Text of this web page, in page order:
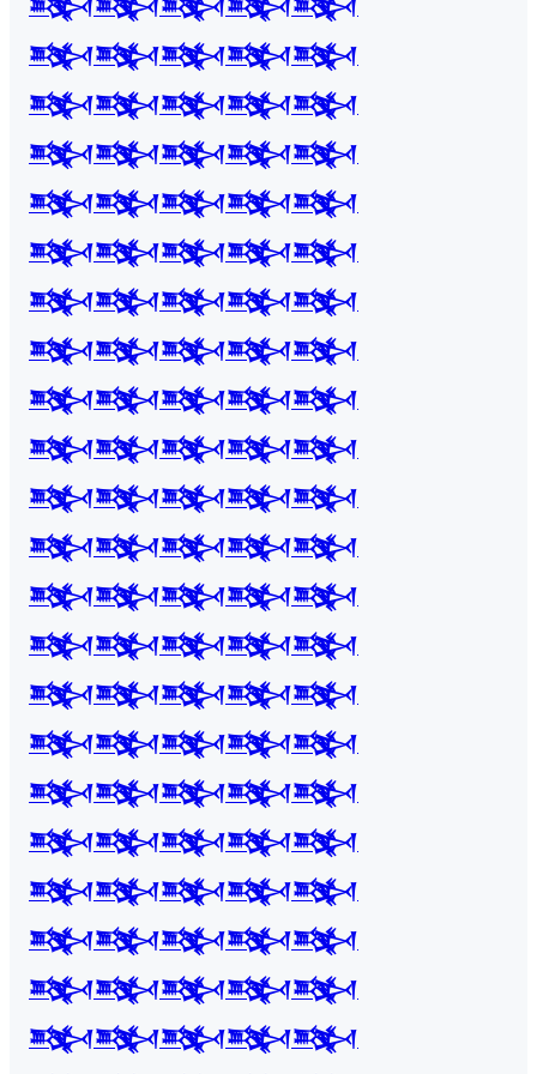
𒅌𒅌𒅌𒅌𒅌
𒅌𒅌𒅌𒅌𒅌
𒅌𒅌𒅌𒅌𒅌
𒅌𒅌𒅌𒅌𒅌
𒅌𒅌𒅌𒅌𒅌
𒅌𒅌𒅌𒅌𒅌
𒅌𒅌𒅌𒅌𒅌
𒅌𒅌𒅌𒅌𒅌
𒅌𒅌𒅌𒅌𒅌
𒅌𒅌𒅌𒅌𒅌
𒅌𒅌𒅌𒅌𒅌
𒅌𒅌𒅌𒅌𒅌
𒅌𒅌𒅌𒅌𒅌
𒅌𒅌𒅌𒅌𒅌
𒅌𒅌𒅌𒅌𒅌
𒅌𒅌𒅌𒅌𒅌
𒅌𒅌𒅌𒅌𒅌
𒅌𒅌𒅌𒅌𒅌
𒅌𒅌𒅌𒅌𒅌
𒅌𒅌𒅌𒅌𒅌
𒅌𒅌𒅌𒅌𒅌
𒅌𒅌𒅌𒅌𒅌